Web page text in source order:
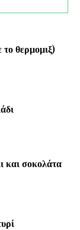
θερμομιξ)
και σοκολάτα